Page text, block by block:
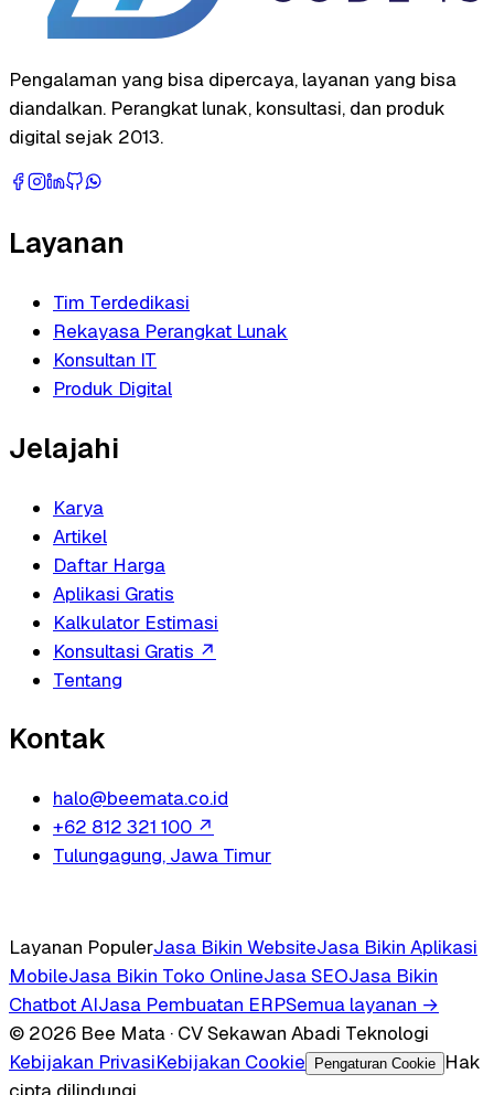
Pengalaman yang bisa dipercaya, layanan yang bisa
diandalkan. Perangkat lunak, konsultasi, dan produk
digital sejak 2013.
Layanan
Tim Terdedikasi
Rekayasa Perangkat Lunak
Konsultan IT
Produk Digital
Jelajahi
Karya
Artikel
Daftar Harga
Aplikasi Gratis
Kalkulator Estimasi
Konsultasi Gratis ↗
Tentang
Kontak
halo@beemata.co.id
+62 812 321 100 ↗
Tulungagung, Jawa Timur
Layanan PopulerJasa Bikin WebsiteJasa Bikin Aplikasi
MobileJasa Bikin Toko OnlineJasa SEOJasa Bikin
Chatbot AIJasa Pembuatan ERPSemua layanan →
© 2026 Bee Mata · CV Sekawan Abadi Teknologi
Kebijakan PrivasiKebijakan Cookie Pengaturan Cookie
Hak